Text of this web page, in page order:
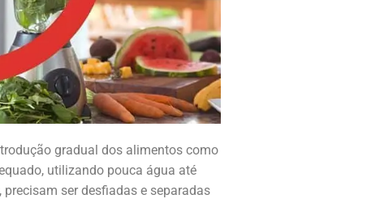
gradual dos alimentos como
utilizando pouca água até
ser desfiadas e separadas